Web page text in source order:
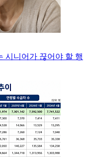
시니어가 끊어야 할 행